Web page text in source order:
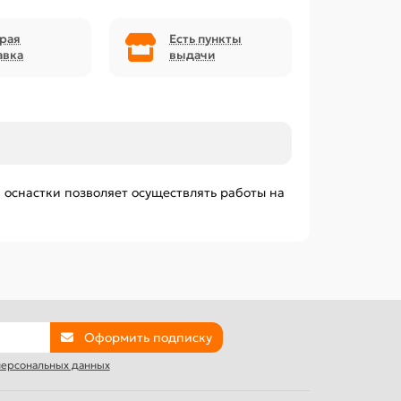
Есть пункты
выдачи
позволяет осуществлять работы на
Оформить подписку
данных